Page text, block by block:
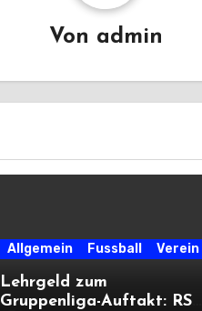
Von admin
Allgemein Fussball Verein
Lehrgeld zum
Gruppenliga-Auftakt: RSV